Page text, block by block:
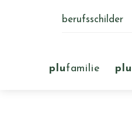
berufsschilder
plufamilie plu